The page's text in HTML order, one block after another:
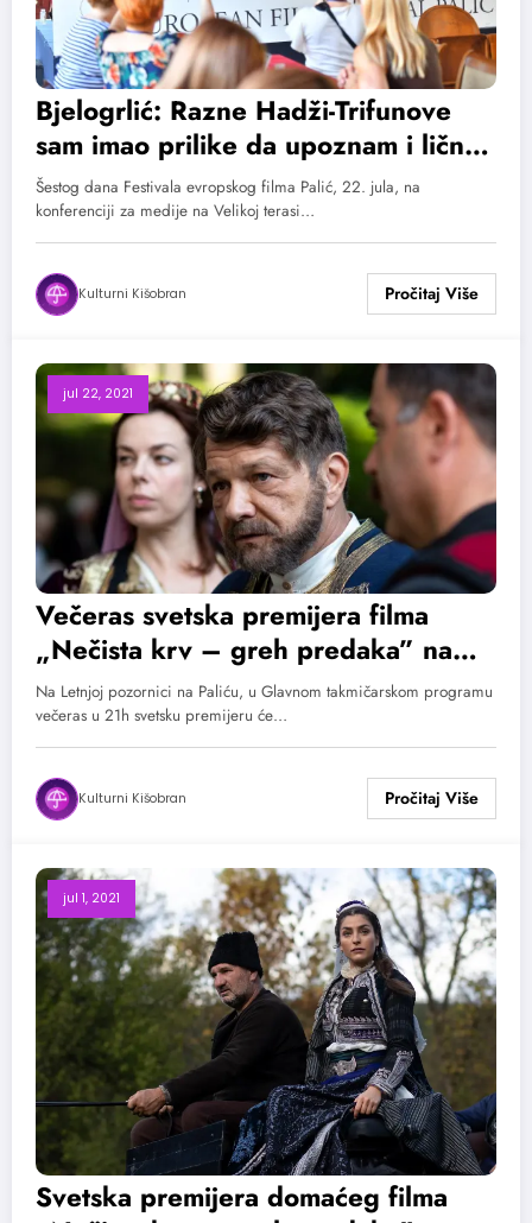
Bjelogrlić: Razne Hadži-Trifunove
sam imao prilike da upoznam i lično,
a nažalost pamtimo ih i iz naše dalje
i bliže istorije
Šestog dana Festivala evropskog filma Palić, 22. jula, na
konferenciji za medije na Velikoj terasi…
Kulturni Kišobran
jul 22, 2021
Večeras svetska premijera filma
„Nečista krv – greh predaka” na
Palić Film Festu
Na Letnjoj pozornici na Paliću, u Glavnom takmičarskom programu
večeras u 21h svetsku premijeru će…
Kulturni Kišobran
jul 1, 2021
Svetska premijera domaćeg filma